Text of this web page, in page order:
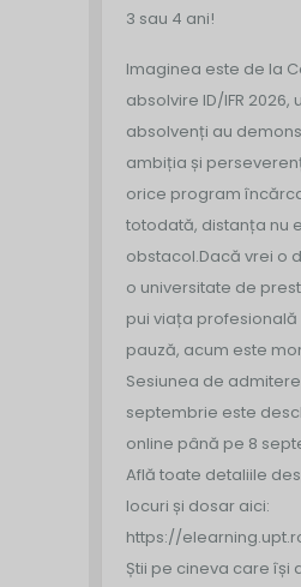
3 sau 4 ani!
Imaginea este de la
absolvire ID/IFR 2026,
absolvenți au
ambiția și
orice program
totodată, distanța nu
obstacol.Dacă vrei o
o universitate de
pui viața
pauză, acum este
Sesiunea de
septembrie este
online până pe 8
Află toate detaliile
locuri și dosar aici:
https://
Știi pe cineva care își